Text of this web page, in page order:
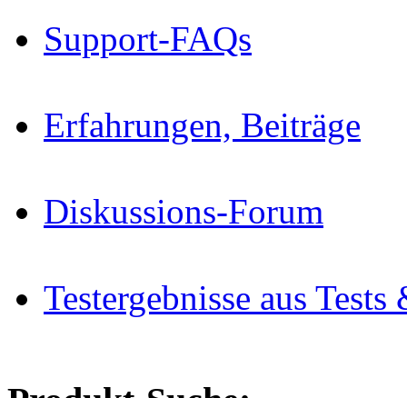
Support-FAQs
Erfahrungen, Beiträge
Diskussions-Forum
Testergebnisse aus